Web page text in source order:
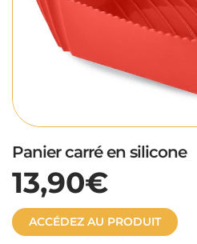
Panier carré en silicone
13,90€
ACCÉDEZ AU PRODUIT